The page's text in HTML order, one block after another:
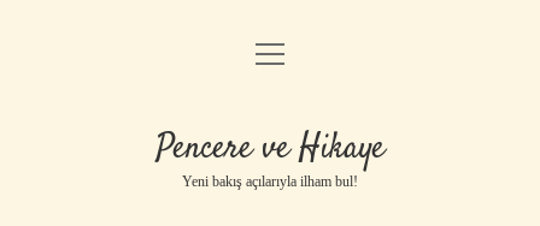
Anasayfa
Yasal Uyarı
menüyü
Pencere ve Hikaye
Yeni bakış açılarıyla ilham bul!